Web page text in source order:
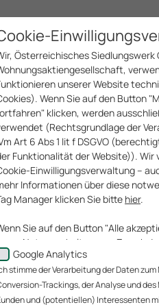
Geschäftsfelder
Österreichisches Siedlungswerk
unserer Website
Wenn Sie auf den Button
klicken, werden
(Rechtsgrundlage der
Art 6 Abs 1 lit f DSGVO
Funktionalität der Website)). Wir
Einwilligungsverwaltung –
Informationen über diese
Manager klicken Sie bitte hier.
Sie auf den Button "Alle
Nutzerverhalten zum Zweck
Website gelangen unsere
unserer Website-Besucher
sowie des
Interessenten mit
Google Analytics
stimme der Verarbeitung der Daten
Trackings, der Analyse und
und (potentiellen) Interessenten